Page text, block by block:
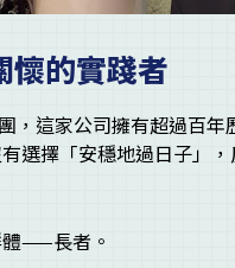
懷的實踐者
，這家公司擁有超過百
選擇「安穩地過日子」
——長者。